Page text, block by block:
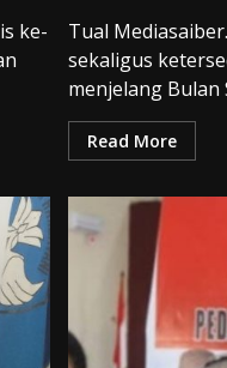
ke-
Tual
sekaligus
menjelang Bulan
Read More